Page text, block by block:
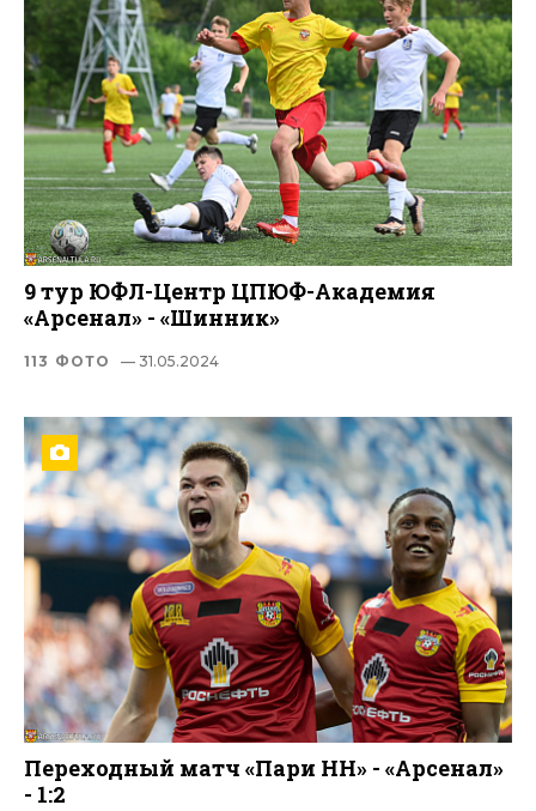
9 тур ЮФЛ-Центр ЦПЮФ-Академия
«Арсенал» - «Шинник»
113 ФОТО — 31.05.2024
Переходный матч «Пари НН» - «Арсенал»
- 1:2